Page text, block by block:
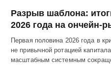
Разрыв шаблона:
2026 года на ончейн-
Первая половина 2026 года в
не привычной ротацией
масштабным системным